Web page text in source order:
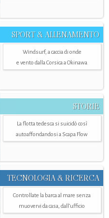
SPORT & ALLENAMENTO
Windsurf, a caccia di onde
e vento dalla Corsica a Okinawa
STORIE
La flotta tedesca si suicidò così
autoaffondandosi a Scapa Flow
TECNOLOGIA & RICERCA
Controllate la barca al mare senza
muovervi da casa, dall’ufficio